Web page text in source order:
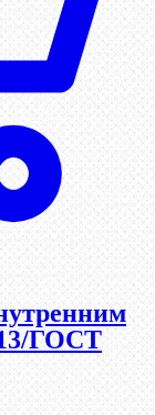
ГОСТ